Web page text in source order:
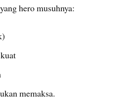
hero musuhnya:
memaksa.